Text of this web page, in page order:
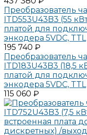
Преобразователь
ITD553U43B3 (55
платой для
энкодера 5VDC, TTL
195 740 ₽
Преобразователь
ITD183U43B3 (18,5
платой для
энкодера 5VDC, TTL
115 060 ₽